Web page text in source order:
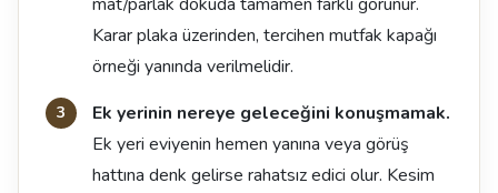
Karar plaka üzerinden, tercihen mutfak kapağı
örneği yanında verilmelidir.
Ek yerinin nereye geleceğini konuşmamak.
Ek yeri eviyenin hemen yanına veya görüş
hattına denk gelirse rahatsız edici olur. Kesim